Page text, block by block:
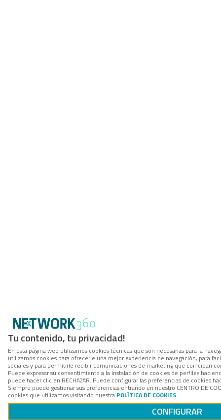
Tu contenido, tu privacidad!
En esta página web utilizamos cookies técnicas que son necesarias para la
utilizamos cookies para ofrecerle una mejor experiencia de navegación, para
sociales y para permitirle recibir comunicaciones de marketing que coincidan
Puede expresar su consentimiento a la instalación de cookies de perfiles
puede hacer clic en RECHAZAR. Puede configurar las preferencias de cookies
Siempre puede gestionar sus preferencias entrando en nuestro CENTRO DE
cookies que utilizamos visitando nuestra POLÍTICA DE COOKIES.
CONFIGURAR